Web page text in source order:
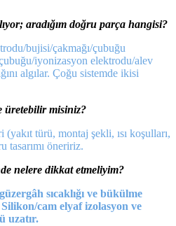
aradığım doğru parça hangisi?
bujisi/çakmağı/çubuğu
iyonizasyon elektrodu/alev
algılar. Çoğu sistemde ikisi
üretebilir misiniz?
türü, montaj şekli, ısı koşulları,
tasarımı öneririz.
nelere dikkat etmeliyim?
sıcaklığı ve bükülme
cam elyaf izolasyon ve
uzatır.